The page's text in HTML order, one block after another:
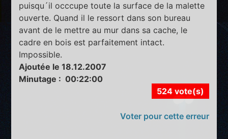
puisqu´il occcupe toute la surface de la malette
ouverte. Quand il le ressort dans son bureau
avant de le mettre au mur dans sa cache, le
cadre en bois est parfaitement intact.
Impossible.
Ajoutée le 18.12.2007
Minutage : 00:22:00
524 vote(s)
Voter pour cette erreur